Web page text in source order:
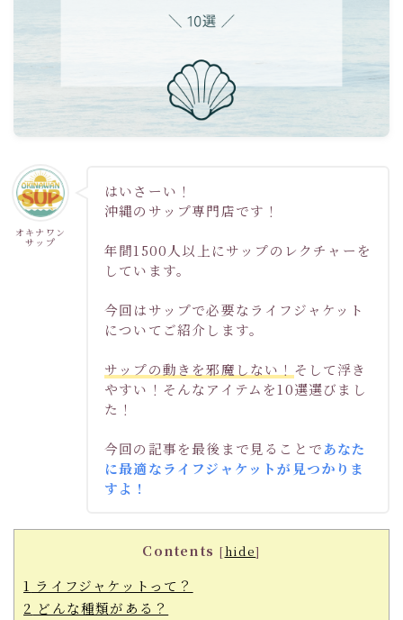
オキナワン
サップ
はいさーい！
沖縄のサップ専門店です！
年間1500人以上にサップのレクチャーを
しています。
今回はサップで必要なライフジャケット
についてご紹介します。
サップの動きを邪魔しない！ そして浮き
やすい！そんなアイテムを10選選びまし
た！
今回の記事を最後まで見ることであなた
に最適なライフジャケットが見つかりま
すよ！
Contents [hide]
1 ライフジャケットって？
2 どんな種類がある？